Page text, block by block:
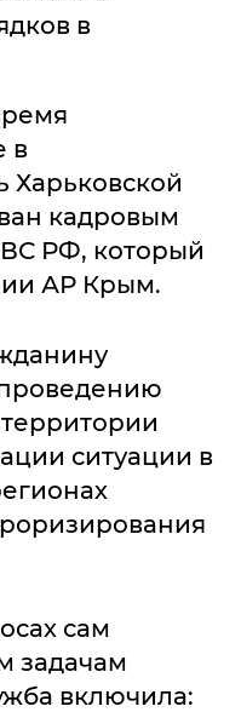
в
в
кадровым
РФ, который
АР Крым.
ситуации в
сам
задачам
включила: